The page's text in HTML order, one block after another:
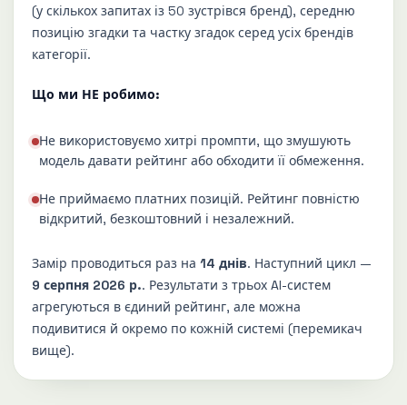
(у скількох запитах із 50 зустрівся бренд), середню
позицію згадки та частку згадок серед усіх брендів
категорії.
Що ми НЕ робимо:
Не використовуємо хитрі промпти, що змушують
модель давати рейтинг або обходити її обмеження.
Не приймаємо платних позицій. Рейтинг повністю
відкритий, безкоштовний і незалежний.
Замір проводиться раз на 14 днів. Наступний цикл —
9 серпня 2026 р.. Результати з трьох AI-систем
агрегуються в єдиний рейтинг, але можна
подивитися й окремо по кожній системі (перемикач
вище).